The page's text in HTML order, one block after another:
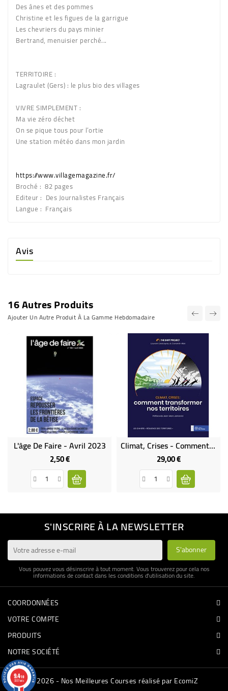
Des ânes et des pommes
Christine et les figues de la garrigue
Les chevriers du pays minier
Bertrand, menuisier perché...
TERRITOIRE :
Lagraulet (Gers) : le plus bio des villages
VIVRE SIMPLEMENT :
Ma vie zéro déchet
On se pique tous pour l’ortie
Une station météo dans mon jardin
https://www.villagemagazine.fr/
Broché : 82 pages
Editeur : Des Journalistes Français
Langue : Français
Avis
16 Autres Produits
Ajouter Un Autre Produit À La Gamme Hebdomadaire
L'âge De Faire - Avril 2023
2,50 €Prix
Climat, Crises - Comment Transformer Nos Territoires
29,00 €Prix
S'INSCRIRE À LA NEWSLETTER
Vous pouvez vous désinscrire à tout moment. Vous trouverez pour cela nos
informations de contact dans les conditions d'utilisation du site.
COORDONNÉES
VOTRE COMPTE
PRODUITS
NOTRE SOCIÉTÉ
© 2026 - Nos Meilleures Courses réalisé par EcomiZ
9.4/10
3337 avis